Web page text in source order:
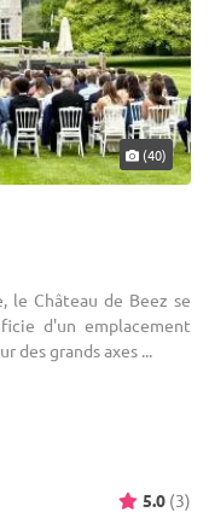
(40)
le Château de Beez se
d'un emplacement
des grands axes ...
5.0 (3)